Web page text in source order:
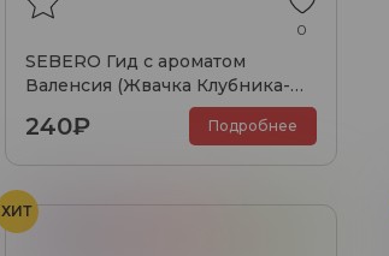
0
SEBERO Гид с ароматом
Валенсия (Жвачка Клубника-
240₽ Подробнее
ХИТ